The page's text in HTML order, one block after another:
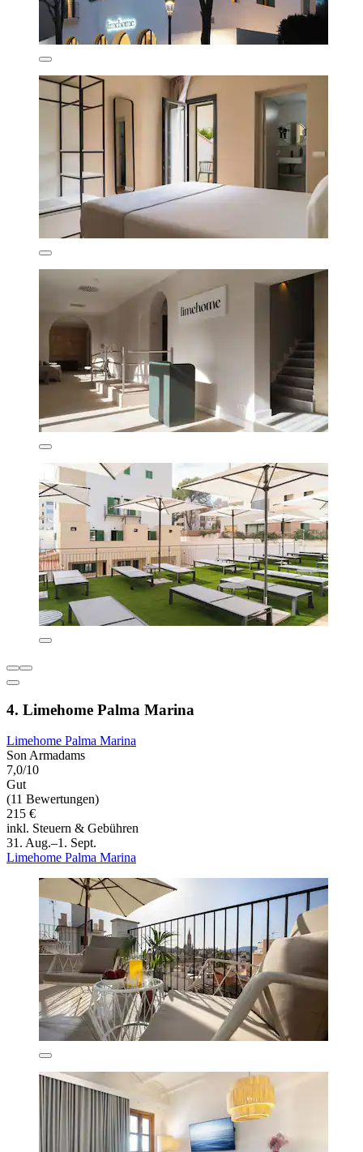
4. Limehome Palma Marina
Limehome Palma Marina
Son Armadams
7,0/10
Gut
(11 Bewertungen)
215 €
inkl. Steuern & Gebühren
31. Aug.–1. Sept.
Limehome Palma Marina